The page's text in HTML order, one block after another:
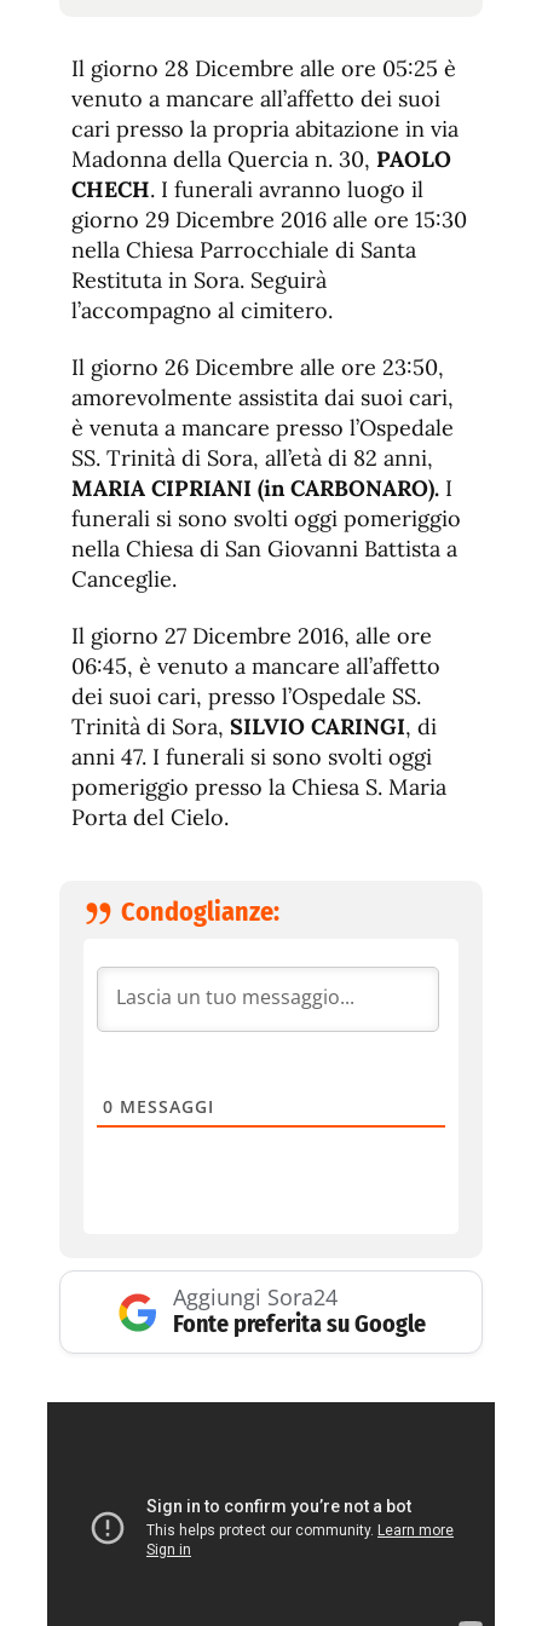
de
fuente
de
fuente.
Il giorno 28 Dicembre alle ore 05:25 è
venuto a mancare all’affetto dei suoi
cari presso la propria abitazione in via
Madonna della Quercia n. 30, PAOLO
CHECH. I funerali avranno luogo il
giorno 29 Dicembre 2016 alle ore 15:30
nella Chiesa Parrocchiale di Santa
Restituta in Sora. Seguirà
l’accompagno al cimitero.
Il giorno 26 Dicembre alle ore 23:50,
amorevolmente assistita dai suoi cari,
è venuta a mancare presso l’Ospedale
SS. Trinità di Sora, all’età di 82 anni,
MARIA CIPRIANI (in CARBONARO). I
funerali si sono svolti oggi pomeriggio
nella Chiesa di San Giovanni Battista a
Canceglie.
Il giorno 27 Dicembre 2016, alle ore
06:45, è venuto a mancare all’affetto
dei suoi cari, presso l’Ospedale SS.
Trinità di Sora, SILVIO CARINGI, di
anni 47. I funerali si sono svolti oggi
pomeriggio presso la Chiesa S. Maria
Porta del Cielo.
Condoglianze:
0 MESSAGGI
Aggiungi Sora24
Fonte preferita su Google